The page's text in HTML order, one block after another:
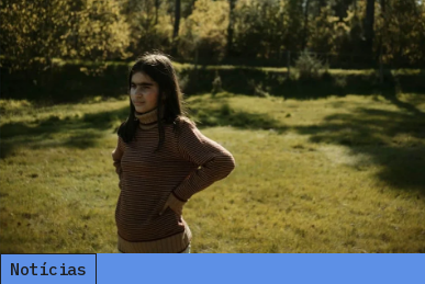
Notícias